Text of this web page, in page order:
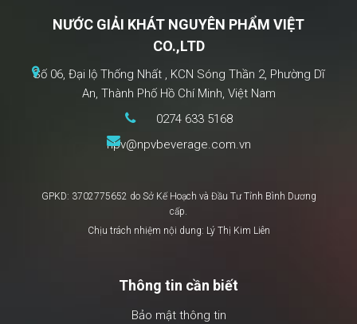
cơ
sở
chế
biến
nước
khát
NƯỚC GIẢI KHÁT NGUYÊN PHẨM VIỆT
CO.,LTD
Số 06, Đại lộ Thống Nhất , KCN Sóng Thần 2, Phường Dĩ
An, Thành Phố Hồ Chí Minh, Việt Nam
0274 633 5168
npv@npvbeverage.com.vn
GPKD: 3702775652 do Sở Kế Hoạch và Đầu Tư Tỉnh Bình Dương
cấp.
Chịu trách nhiệm nội dung: Lý Thị Kim Liên
Thông tin cần biết
Bảo mật thông tin